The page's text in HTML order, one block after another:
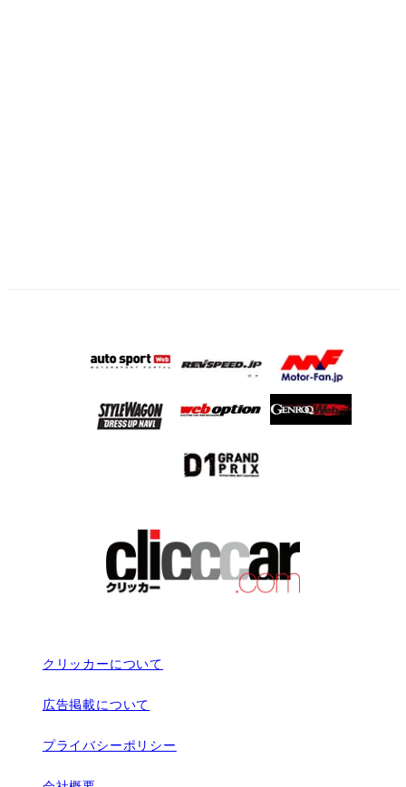
クリッカーについて
広告掲載について
プライバシーポリシー